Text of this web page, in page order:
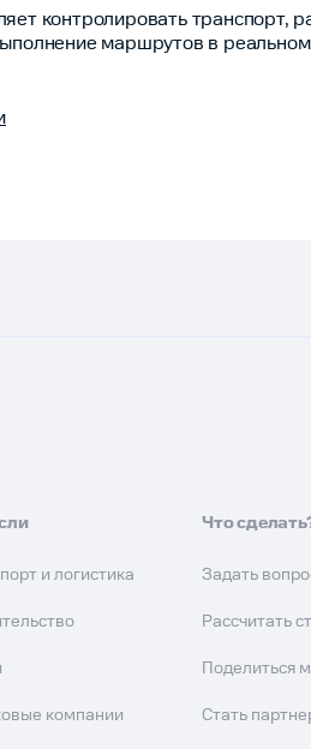
контролировать транспорт,
маршрутов в
и логистика
компании
Что
Задать
Рассчитать
Поделиться
Стать